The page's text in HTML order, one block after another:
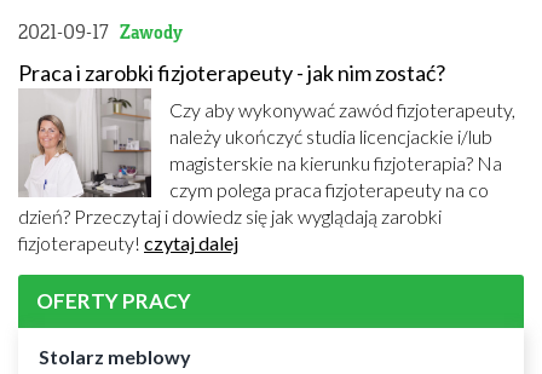
2021-09-17 Zawody
Praca i zarobki fizjoterapeuty - jak nim zostać?
Czy aby wykonywać zawód fizjoterapeuty,
należy ukończyć studia licencjackie i/lub
magisterskie na kierunku fizjoterapia? Na
czym polega praca fizjoterapeuty na co
dzień? Przeczytaj i dowiedz się jak wyglądają zarobki
fizjoterapeuty! czytaj dalej
OFERTY PRACY
Stolarz meblowy